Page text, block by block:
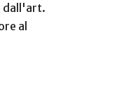
dall'art.
al